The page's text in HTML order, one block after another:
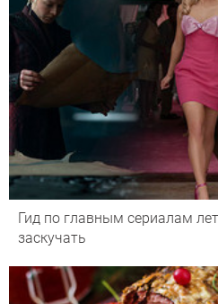
Гид по главным сериалам
заскучать